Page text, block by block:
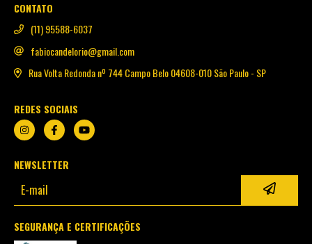
CONTATO
(11) 95588-6037
fabiocandelorio@gmail.com
Rua Volta Redonda nº 744 Campo Belo 04608-010 São Paulo - SP
REDES SOCIAIS
NEWSLETTER
SEGURANÇA E CERTIFICAÇÕES